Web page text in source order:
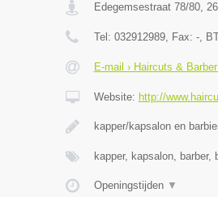
Edegemsestraat 78/80,
Tel: 032912989, Fax: -,
E-mail › Haircuts &
Website: http://
kapper/kapsalon en
kapper, kapsalon, barber,
Openingstijden ▼